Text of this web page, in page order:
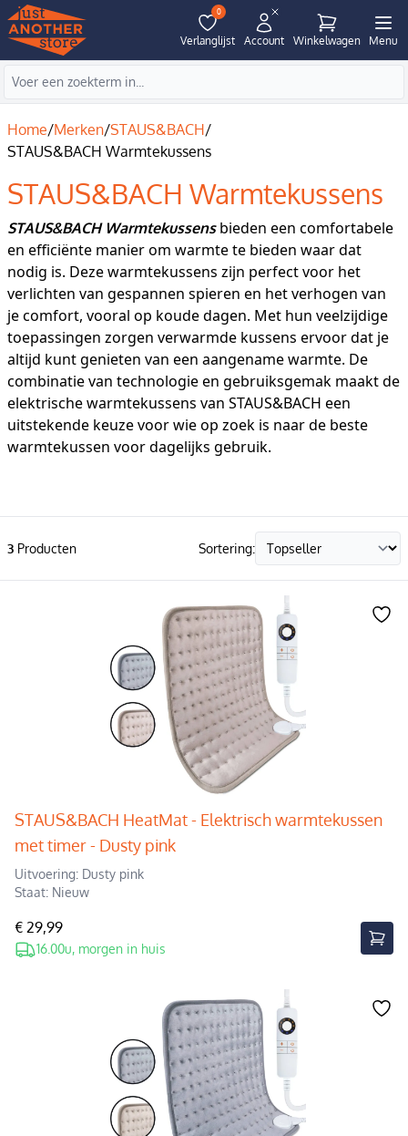
0
Verlanglijst Account Winkelwagen Menu
Home/Merken/STAUS&BACH/
STAUS&BACH Warmtekussens
STAUS&BACH Warmtekussens
STAUS&BACH Warmtekussensbieden een comfortabele
en efficiënte manier om warmte te bieden waar dat
nodig is. Deze warmtekussens zijn perfect voor het
verlichten van gespannen spieren en het verhogen van
je comfort, vooral op koude dagen. Met hun veelzijdige
toepassingen zorgen verwarmde kussens ervoor dat je
altijd kunt genieten van een aangename warmte. De
combinatie van technologie en gebruiksgemak maakt de
elektrische warmtekussens van STAUS&BACH een
uitstekende keuze voor wie op zoek is naar de beste
warmtekussen voor dagelijks gebruik.
3 Producten Sortering:
STAUS&BACH HeatMat - Elektrisch warmtekussen
met timer - Dusty pink
Uitvoering: Dusty pink
Staat: Nieuw
€ 29,99
16.00u, morgen in huis